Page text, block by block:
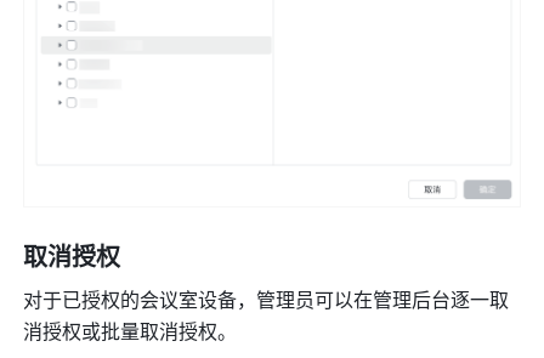
取消授权
对于已授权的会议室设备，管理员可以在管理后台逐一取
消授权或批量取消授权。